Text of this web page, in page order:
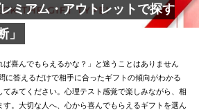
ミアム・アウトレットで探す
」
ば喜んでもらえるかな？」と迷うことはありません
に答えるだけで相手に合ったギフトの傾向がわかる
てみてください。心理テスト感覚で楽しみながら、相
。大切な人へ、心から喜んでもらえるギフトを選ん